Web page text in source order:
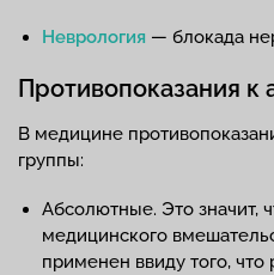
Неврология — блокада
Противопоказания к
В медицине
группы:
Абсолютные. Это значит,
медицинского
применен ввиду того,